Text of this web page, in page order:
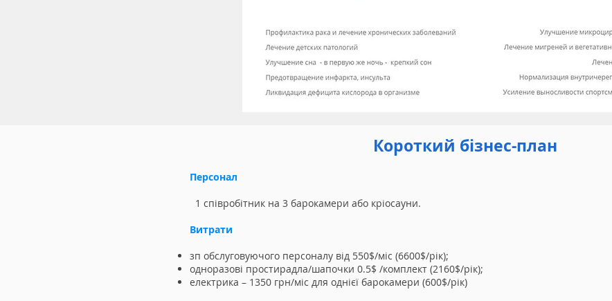
Короткий бізнес-план
Персонал
1 співробітник на 3 барокамери або кріосауни.
Витрати
зп обслуговуючого персоналу від 550$/міс (6600$/рік);
одноразові простирадла/шапочки 0.5$ /комплект (2160$/рік);
електрика – 1350 грн/міс для однієї барокамери (600$/рік)